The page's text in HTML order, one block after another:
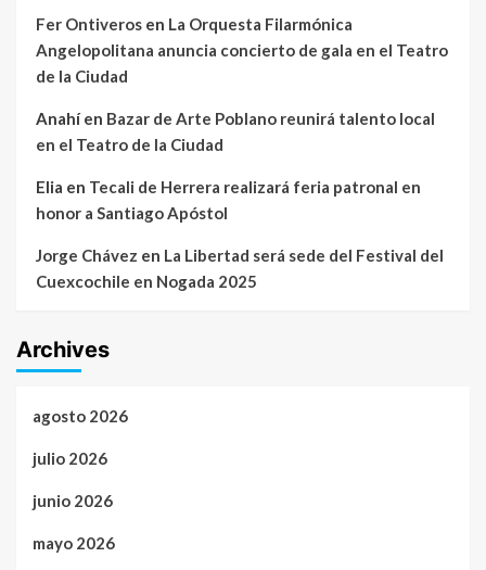
Fer Ontiveros en La Orquesta Filarmónica
Angelopolitana anuncia concierto de gala en el Teatro
de la Ciudad
Anahíen Bazar de Arte Poblano reunirá talento local
en el Teatro de la Ciudad
Elia en Tecali de Herrera realizará feria patronal en
honor a Santiago Apóstol
Jorge Chávez en La Libertad será sede del Festival del
Cuexcochile en Nogada 2025
Archives
agosto 2026
julio 2026
junio 2026
mayo 2026